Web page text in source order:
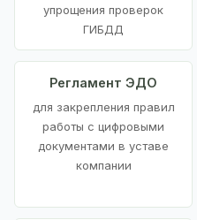
упрощения проверок
ГИБДД
Регламент ЭДО
для закрепления правил
работы с цифровыми
документами в уставе
компании